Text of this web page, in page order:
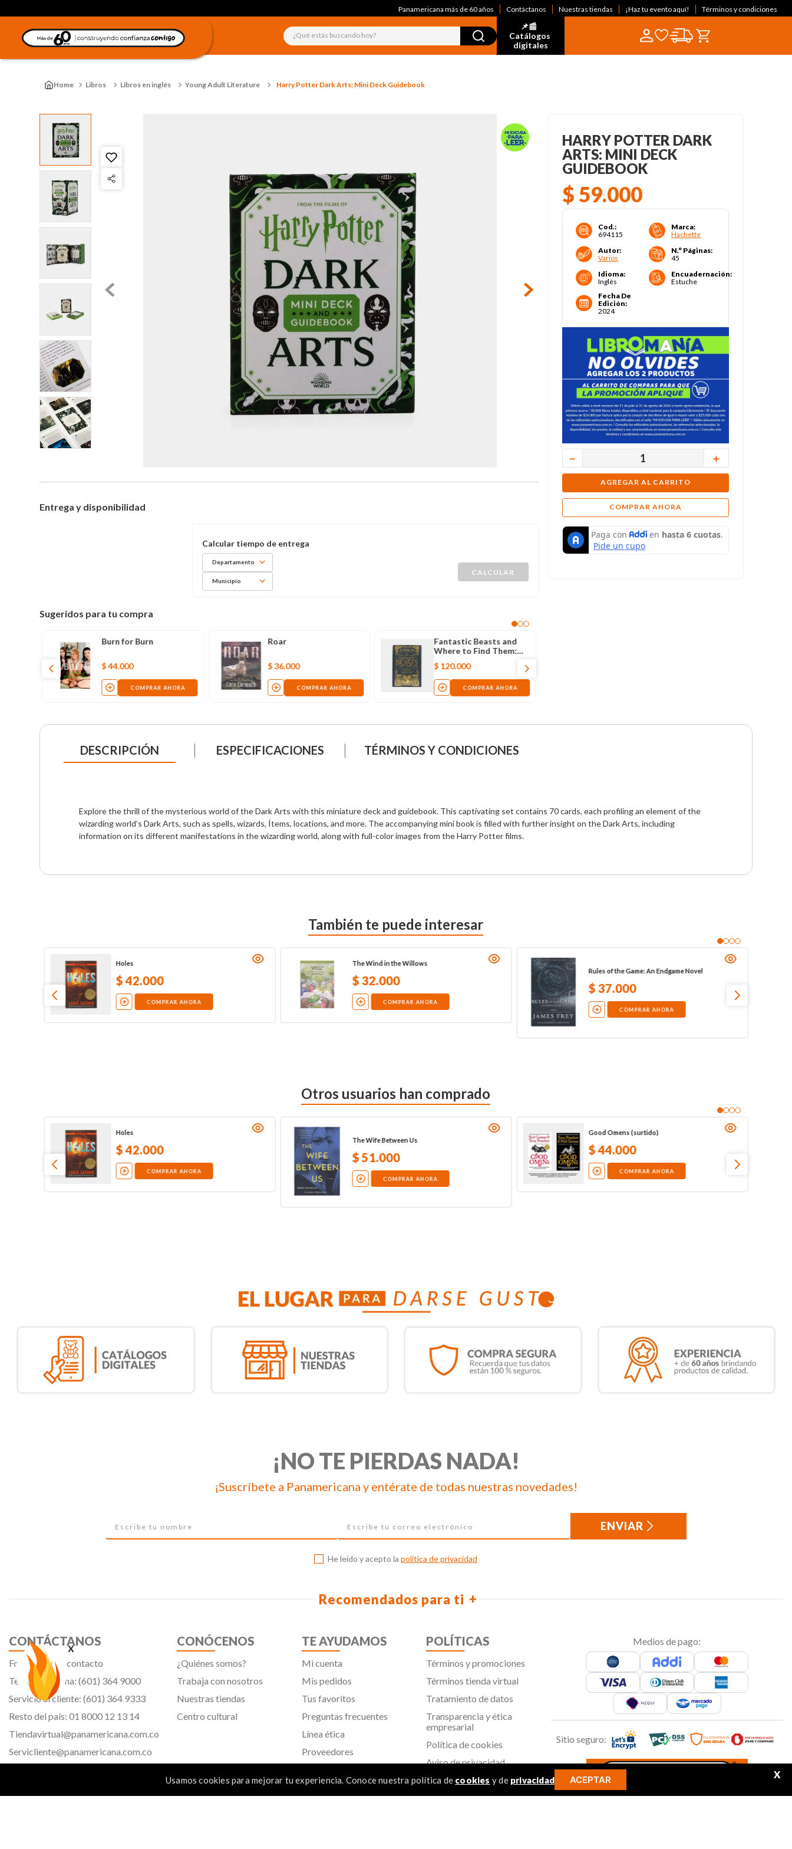
x
Usamos cookies para mejorar tu experiencia. Conoce nuestra política de cookies y de privacidad ACEPTAR X
Panamericana más de 60 años Contáctanos Nuestras tiendas ¡Haz tu evento aquí! Términos y condiciones
¿Qué estás buscando hoy?
📌📰
Catálogos
digitales
Libros Libros en inglés Young Adult Literature Harry Potter Dark Arts: Mini Deck Guidebook
Entrega y disponibilidad
Departamento
Municipio
Sugeridos para tu compra
Burn for Burn
$44.000
COMPRAR AHORA
Roar
$36.000
COMPRAR AHORA
Fantastic Beasts and
Where to Find Them:
The Original Screenplay
$ 120.000
COMPRAR AHORA
HARRY POTTER DARK
ARTS: MINI DECK
GUIDEBOOK
$ 59.000
Cod.:
694115
Marca:
Hachette
Autor:
Varios
N.° Páginas:
45
Idioma:
Inglés
Encuadernación:
Estuche
Fecha De
Edición:
2024
＋
－
AGREGAR AL CARRITO
COMPRAR AHORA
DESCRIPCIÓN ESPECIFICACIONES TÉRMINOS Y CONDICIONES
Explore the thrill of the mysterious world of the Dark Arts with this miniature deck and guidebook. This captivating set contains 70 cards, each profiling an element of the
wizarding world’s Dark Arts, such as spells, wizards, Ítems, locations, and more. The accompanying mini book is filled with further insight on the Dark Arts, including
information on its different manifestations in the wizarding world, along with full-color images from the Harry Potter films.
También te puede interesar
Holes
$42.000
COMPRAR AHORA
The Wind in the Willows
$32.000
COMPRAR AHORA
Rules of the Game: An Endgame Novel
$37.000
COMPRAR AHORA
Otros usuarios han comprado
Holes
$42.000
COMPRAR AHORA
The Wife Between Us
$51.000
COMPRAR AHORA
Good Omens (surtido)
$44.000
COMPRAR AHORA
¡NO TE PIERDAS NADA!
¡Suscríbete a Panamericana y entérate de todas nuestras novedades!
ENVIAR
He leído y acepto la política de privacidad
Recomendados para ti
CONTÁCTANOS
Formulario de contacto
Teléfono oficina: (601) 364 9000
Servicio al cliente: (601) 364 9333
Resto del país: 01 8000 12 13 14
Tiendavirtual@panamericana.com.co
Servicliente@panamericana.com.co
CONÓCENOS
¿Quiénes somos?
Trabaja con nosotros
Nuestras tiendas
Centro cultural
TE AYUDAMOS
Mi cuenta
Mis pedidos
Tus favoritos
Preguntas frecuentes
Línea ética
Proveedores
POLÍTICAS
Términos y promociones
Términos tienda virtual
Tratamiento de datos
Transparencia y ética
empresarial
Política de cookies
Aviso de privacidad
SIC
Medios de pago:
Sitio seguro: